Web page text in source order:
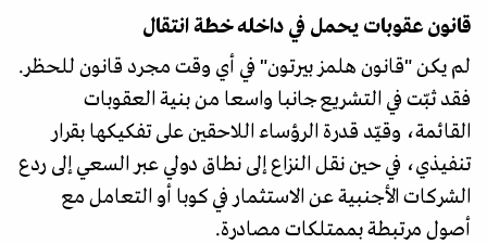
قانون عقوبات يحمل في داخله خطة انتقال
لم يكن "قانون هلمز بيرتون" في أي وقت مجرد قانون للحظر.
فقد ثبّت في التشريع جانبا واسعا من بنية العقوبات
القائمة، وقيّد قدرة الرؤساء اللاحقين على تفكيكها بقرار
تنفيذي، في حين نقل النزاع إلى نطاق دولي عبر السعي إلى ردع
الشركات الأجنبية عن الاستثمار في كوبا أو التعامل مع
أصول مرتبطة بممتلكات مصادرة.